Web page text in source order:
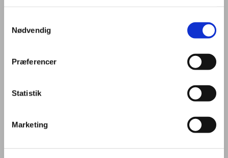
Nødvendig
Præferencer
Statistik
Marketing